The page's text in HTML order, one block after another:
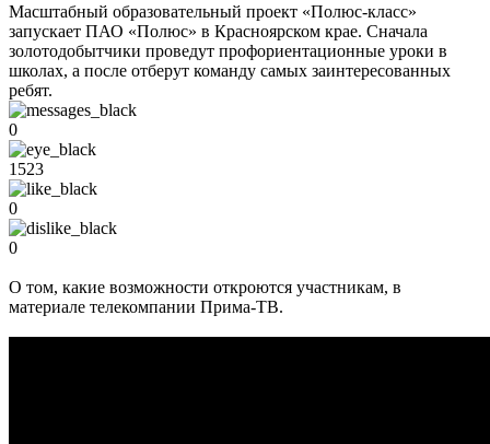
Масштабный образовательный проект «Полюс-класс»
запускает ПАО «Полюс» в Красноярском крае. Сначала
золотодобытчики проведут профориентационные уроки в
школах, а после отберут команду самых заинтересованных
ребят.
0
1523
0
0
О том, какие возможности откроются участникам, в
материале телекомпании Прима-ТВ.